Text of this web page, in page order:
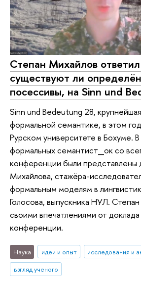
Степан Михайлов
существуют ли
посессивы, на Sinn und
Sinn und Bedeutung 28,
формальной семантике, в этом
Рурском университете в Бохуме.
формальных семантист_ок со
конференции были представлены
Михайлова, стажёра-
формальным моделям в
Голосова, выпускника НУЛ.
своими впечатлениями от
конференции.
Наука идеи и опыт
исследования и
взгляд ученого